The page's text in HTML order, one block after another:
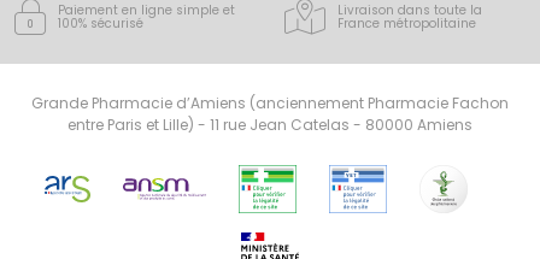
Paiement en ligne simple et
100% sécurisé
Livraison dans toute la
France métropolitaine
Grande Pharmacie d’Amiens (anciennement Pharmacie Fachon
entre Paris et Lille) - 11 rue Jean Catelas - 80000 Amiens